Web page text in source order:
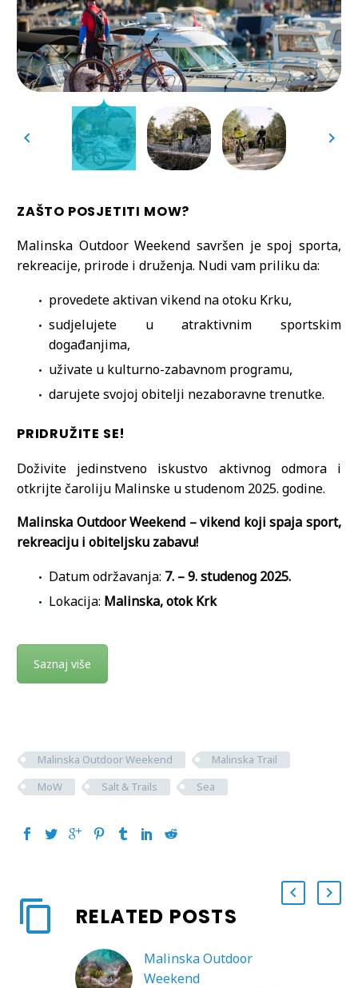
ZAŠTO POSJETITI MOW?
Malinska Outdoor Weekend savršen je spoj sporta,
rekreacije, prirode i druženja. Nudi vam priliku da:
provedete aktivan vikend na otoku Krku,
sudjelujete u atraktivnim sportskim
događanjima,
uživate u kulturno-zabavnom programu,
darujete svojoj obitelji nezaboravne trenutke.
PRIDRUŽITE SE!
Doživite jedinstveno iskustvo aktivnog odmora i
otkrijte čaroliju Malinske u studenom 2025. godine.
Malinska Outdoor Weekend – vikend koji spaja sport,
rekreaciju i obiteljsku zabavu!
Datum održavanja: 7. – 9. studenog 2025.
Lokacija: Malinska, otok Krk
Saznaj više
Malinska Outdoor Weekend
Malinska Trail
MoW
Salt & Trails Sea
RELATED POSTS
Malinska Outdoor
Weekend